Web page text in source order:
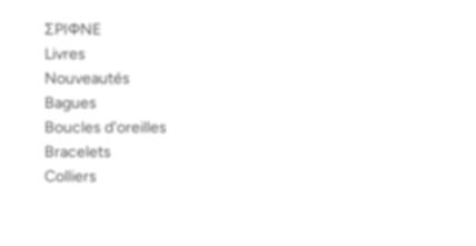
ΣPIΦNE
Livres
Nouveautés
Bagues
Boucles d'oreilles
Bracelets
Colliers